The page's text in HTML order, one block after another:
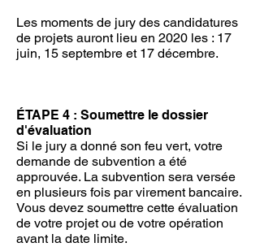
Les moments de jury des candidatures
de projets auront lieu en 2020 les : 17
juin, 15 septembre et 17 décembre.
ÉTAPE 4 : Soumettre le dossier
d'évaluation
Si le jury a donné son feu vert, votre
demande de subvention a été
approuvée. La subvention sera versée
en plusieurs fois par virement bancaire.
Vous devez soumettre cette évaluation
de votre projet ou de votre opération
avant la date limite.